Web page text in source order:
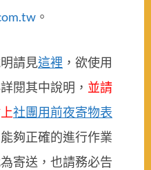
。
請見這裡 ，欲使用
閱其中說明， 並請
社團用前夜寄物表
夠正確的進行作業
寄送，也請務必告